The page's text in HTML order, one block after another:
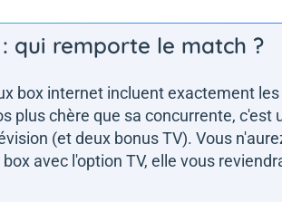
: qui remporte le match ?
box internet incluent exactement
plus chère que sa concurrente, c'est
(et deux bonus TV). Vous
avec l'option TV, elle vous